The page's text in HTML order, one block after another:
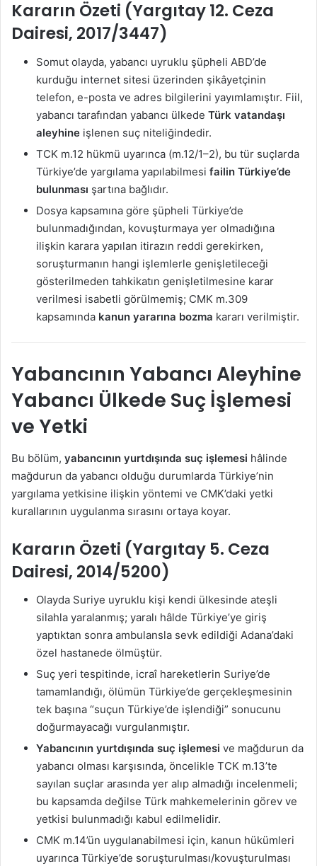
Kararın Özeti (Yargıtay 12. Ceza
Dairesi, 2017/3447)
Somut olayda, yabancı uyruklu şüpheli ABD’de
kurduğu internet sitesi üzerinden şikâyetçinin
telefon, e-posta ve adres bilgilerini yayımlamıştır. Fiil,
yabancı tarafından yabancı ülkede Türk vatandaşı
aleyhine işlenen suç niteliğindedir.
TCK m.12 hükmü uyarınca (m.12/1–2), bu tür suçlarda
Türkiye’de yargılama yapılabilmesi failin Türkiye’de
bulunması şartına bağlıdır.
Dosya kapsamına göre şüpheli Türkiye’de
bulunmadığından, kovuşturmaya yer olmadığına
ilişkin karara yapılan itirazın reddi gerekirken,
soruşturmanın hangi işlemlerle genişletileceği
gösterilmeden tahkikatın genişletilmesine karar
verilmesi isabetli görülmemiş; CMK m.309
kapsamında kanun yararına bozma kararı verilmiştir.
Yabancının Yabancı Aleyhine
Yabancı Ülkede Suç İşlemesi
ve Yetki
Bu bölüm, yabancının yurtdışında suç işlemesi hâlinde
mağdurun da yabancı olduğu durumlarda Türkiye’nin
yargılama yetkisine ilişkin yöntemi ve CMK’daki yetki
kurallarının uygulanma sırasını ortaya koyar.
Kararın Özeti (Yargıtay 5. Ceza
Dairesi, 2014/5200)
Olayda Suriye uyruklu kişi kendi ülkesinde ateşli
silahla yaralanmış; yaralı hâlde Türkiye’ye giriş
yaptıktan sonra ambulansla sevk edildiği Adana’daki
özel hastanede ölmüştür.
Suç yeri tespitinde, icraî hareketlerin Suriye’de
tamamlandığı, ölümün Türkiye’de gerçekleşmesinin
tek başına “suçun Türkiye’de işlendiği” sonucunu
doğurmayacağı vurgulanmıştır.
Yabancının yurtdışında suç işlemesi ve mağdurun da
yabancı olması karşısında, öncelikle TCK m.13’te
sayılan suçlar arasında yer alıp almadığı incelenmeli;
bu kapsamda değilse Türk mahkemelerinin görev ve
yetkisi bulunmadığı kabul edilmelidir.
CMK m.14’ün uygulanabilmesi için, kanun hükümleri
uyarınca Türkiye’de soruşturulması/kovuşturulması